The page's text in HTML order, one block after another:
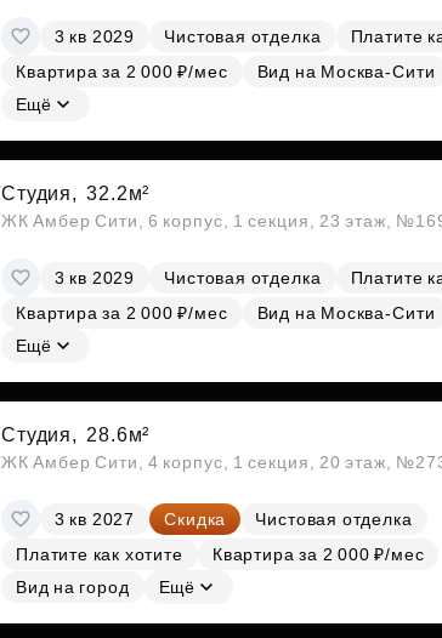
3 кв 2029 Чистовая отделка
Платите
Квартира за 2 000 ₽/мес
Вид на Москва-Сити
Ещё
Студия, 32.2м²
ЖК Амбер Сити, 6 корпус, 1 секция, 23 этаж,
3 кв 2029 Чистовая отделка
Платите
Квартира за 2 000 ₽/мес
Вид на Москва-Сити
Ещё
Студия, 28.6м²
ЖК Амбер Сити, 4 корпус, 1 секция, 20 этаж,
3 кв 2027 Скидка
Чистовая отделка
Платите как хотите
Квартира за 2 000 ₽/мес
Вид на город
Ещё